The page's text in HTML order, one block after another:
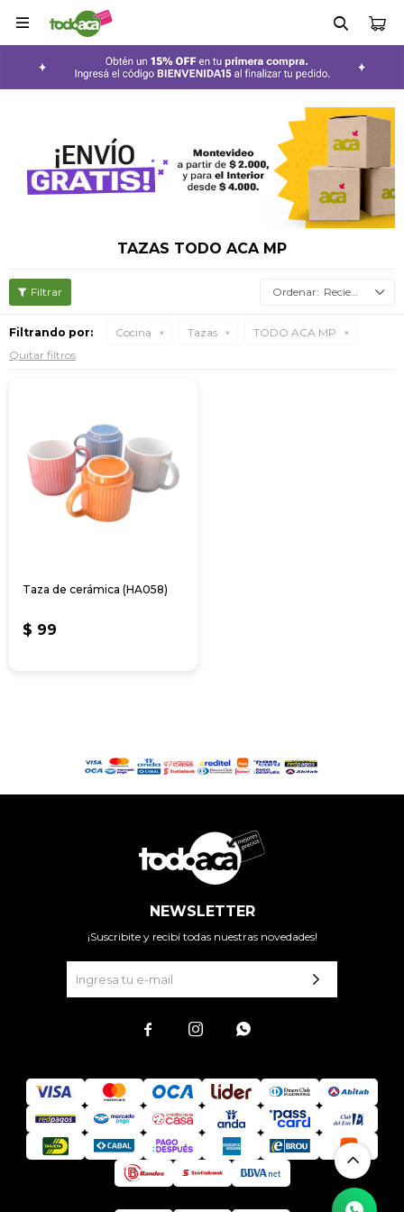

TAZAS TODO ACA MP
Recientes
Filtrando por: Cocina Tazas
TODO ACA MP
Quitar filtros
Taza de cerámica (HA058)
$ 99
NEWSLETTER
¡Suscribite y recibí todas nuestras novedades!
  